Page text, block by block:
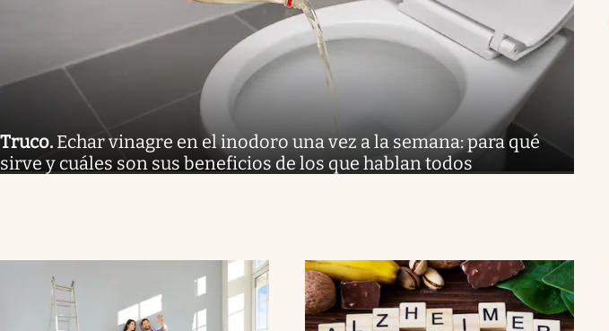
Truco. Echar vinagre en el inodoro una vez a la semana: para qué
sirve y cuáles son sus beneficios de los que hablan todos